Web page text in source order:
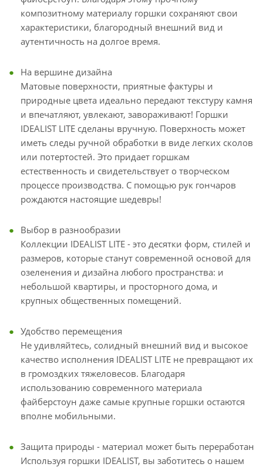
композитному материалу горшки сохраняют свои
характеристики, благородный внешний вид и
аутентичность на долгое время.
На вершине дизайна
Матовые поверхности, приятные фактуры и
природные цвета идеально передают текстуру камня
и впечатляют, увлекают, завораживают! Горшки
IDEALIST LITE сделаны вручную. Поверхность может
иметь следы ручной обработки в виде легких сколов
или потертостей. Это придает горшкам
естественность и свидетельствует о творческом
процессе производства. С помощью рук гончаров
рождаются настоящие шедевры!
Выбор в разнообразии
Коллекции IDEALIST LITE - это десятки форм, стилей и
размеров, которые станут современной основой для
озеленения и дизайна любого пространства: и
небольшой квартиры, и просторного дома, и
крупных общественных помещений.
Удобство перемещения
Не удивляйтесь, солидный внешний вид и высокое
качество исполнения IDEALIST LITE не превращают их
в громоздких тяжеловесов. Благодаря
использованию современного материала
файберстоун даже самые крупные горшки остаются
вполне мобильными.
Защита природы - материал может быть переработан
Используя горшки IDEALIST, вы заботитесь о нашем